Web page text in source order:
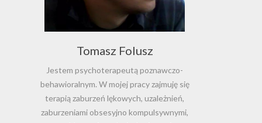
Tomasz Folusz
Jestem psychoterapeutą poznawczo-
behawioralnym. W mojej pracy zajmuję się
terapią zaburzeń lękowych, uzależnień,
zaburzeniami obsesyjno kompulsywnymi,